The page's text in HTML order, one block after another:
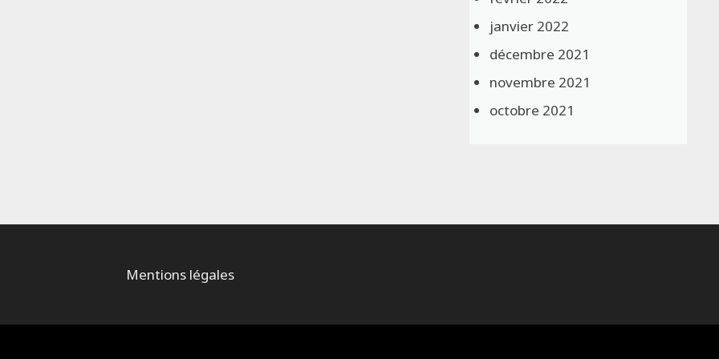
janvier 2022
décembre 2021
novembre 2021
octobre 2021
Mentions légales